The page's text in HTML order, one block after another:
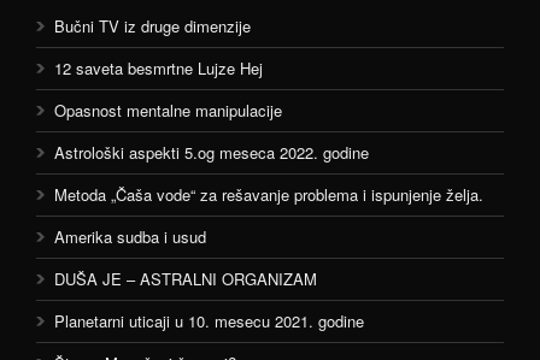
Bučni TV iz druge dimenzije
12 saveta besmrtne Lujze Hej
Opasnost mentalne manipulacije
Astrološki aspekti 5.og meseca 2022. godine
Metoda „Čaša vode“ za rešavanje problema i ispunjenje želja.
Amerika sudba i usud
DUŠA JE – ASTRALNI ORGANIZAM
Planetarni uticaji u 10. mesecu 2021. godine